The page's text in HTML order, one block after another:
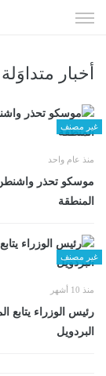
الى
أخبار متداوَلة
غير مصنف
منذ عام واحد
موسكو تحذر
المنطقة
غير مصنف
منذ 10 أشهر
رئيس الوزراء يتابع
البردويل